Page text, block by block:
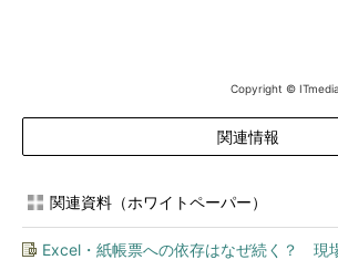
Copyright ©
関連情報
関連資料（ホワイトペーパー）
Excel・紙帳票への依存はなぜ続く？ 現